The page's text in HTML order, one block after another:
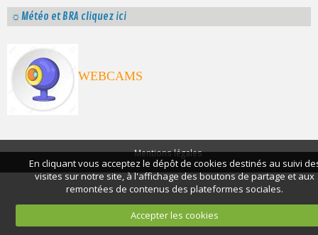
☼Météo et BRA cliquez ici
WEBCAMS
Mentions légales
En cliquant vous acceptez le dépôt de cookies destinés au suivi
visites sur notre site, à l'affichage des boutons de partage et aux
remontées de contenus des plateformes sociales.
Accepter les cookies